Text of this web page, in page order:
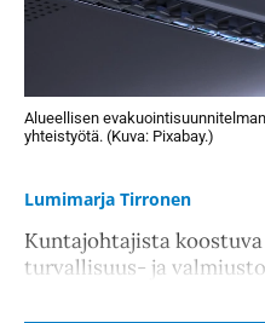
Alueellisen
yhteistyötä. (Kuva: Pixabay.)
Lumimarja Tirronen
Kuntajohtajista
turvallisuus- ja